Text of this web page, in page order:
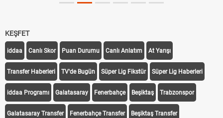
KEŞFET
iddaa Canlı Skor Puan Durumu Canlı Anlatım At Yarışı
Transfer Haberleri TV'de Bugün Süper Lig Fikstür Süper Lig Haberleri
iddaa Programı Galatasaray Fenerbahçe Beşiktaş Trabzonspor
Galatasaray Transfer Fenerbahçe Transfer Beşiktaş Transfer